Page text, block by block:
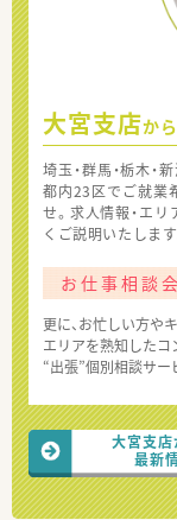
大宮支店か
埼玉・群馬・栃木
都内23区でご就業
せ。求人情報・エ
くご説明いたします
お仕事相談
更に、お忙しい方や
エリアを熟知したコ
“出張”個別相談サー
大宮支店
最新